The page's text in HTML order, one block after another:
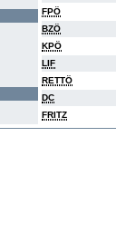
FPÖ
BZÖ
KPÖ
LIF
RETTÖ
DC
FRITZ